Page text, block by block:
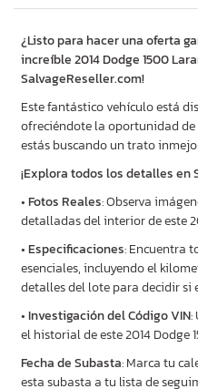
¿Listo para hacer una oferta
increíble 2014 Dodge 1500
SalvageReseller.com!
Este fantástico vehículo está
ofreciéndote la oportunidad
estás buscando un trato
¡Explora todos los detalles en
•Fotos Reales: Observa
detalladas del interior de este
•Especificaciones: Encuentra
esenciales, incluyendo el
detalles del lote para decidir si
•Investigación del Código VIN:
el historial de este 2014 Dodge
Fecha de Subasta: Marca tu
esta subasta a tu lista de